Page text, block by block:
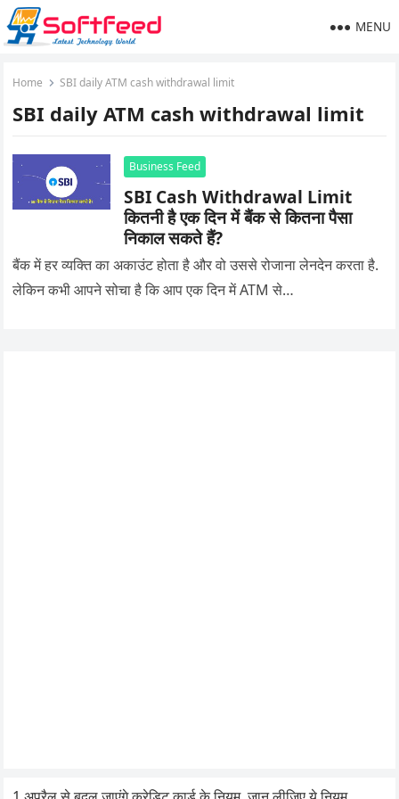
MENU
Home SBI daily ATM cash withdrawal limit
SBI daily ATM cash withdrawal limit
Business Feed
SBI Cash Withdrawal Limit
कितनी है एक दिन में बैंक से कितना पैसा
निकाल सकते हैं?
बैंक में हर व्यक्ति का अकाउंट होता है और वो उससे रोजाना लेनदेन करता है.
लेकिन कभी आपने सोचा है कि आप एक दिन में ATM से…